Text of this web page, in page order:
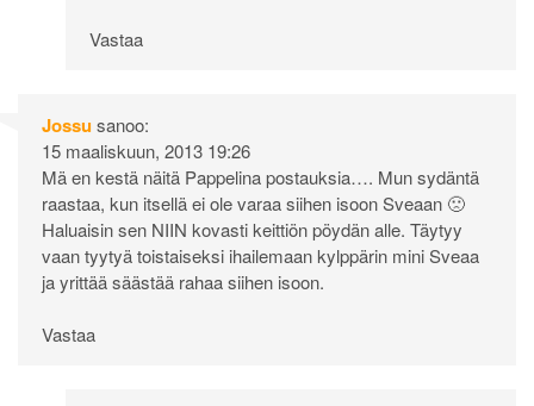
Vastaa
Jossusanoo:
15 maaliskuun, 2013 19:26
Mä en kestä näitä Pappelina postauksia…. Mun sydäntä
raastaa, kun itsellä ei ole varaa siihen isoon Sveaan 🙁
Haluaisin sen NIIN kovasti keittiön pöydän alle. Täytyy
vaan tyytyä toistaiseksi ihailemaan kylppärin mini Sveaa
ja yrittää säästää rahaa siihen isoon.
Vastaa